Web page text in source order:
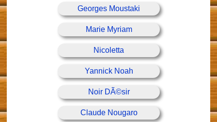
Georges Moustaki
Marie Myriam
Nicoletta
Yannick Noah
Noir DÃ©sir
Claude Nougaro